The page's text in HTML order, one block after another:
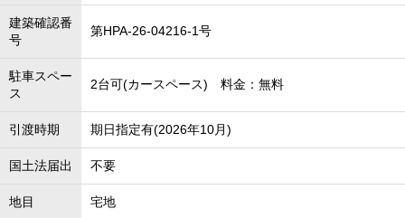
建築確認番
号
第HPA-26-04216-1号
駐車スペー
ス
2台可(カースペース) 料金：無料
引渡時期 期日指定有(2026年10月)
国土法届出 不要
地目 宅地